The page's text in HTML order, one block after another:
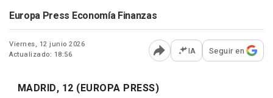
Europa Press Economía Finanzas
Viernes, 12 junio 2026
Actualizado: 18:56
Abrir opciones para
IA Seguir en
MADRID, 12 (EUROPA PRESS)